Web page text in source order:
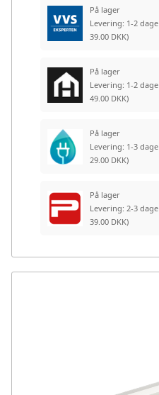
På lager
Levering: 1-2 dage
39.00 DKK)
På lager
Levering: 1-2 dage
49.00 DKK)
På lager
Levering: 1-3 dage
29.00 DKK)
På lager
Levering: 2-3 dage
39.00 DKK)